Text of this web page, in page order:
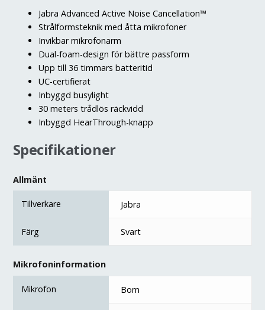
Jabra Advanced Active Noise Cancellation™
Strålformsteknik med åtta mikrofoner
Invikbar mikrofonarm
Dual-foam-design för bättre passform
Upp till 36 timmars batteritid
UC-certifierat
Inbyggd busylight
30 meters trådlös räckvidd
Inbyggd HearThrough-knapp
Specifikationer
Allmänt
Tillverkare Jabra
Färg Svart
Mikrofoninformation
Mikrofon Bom